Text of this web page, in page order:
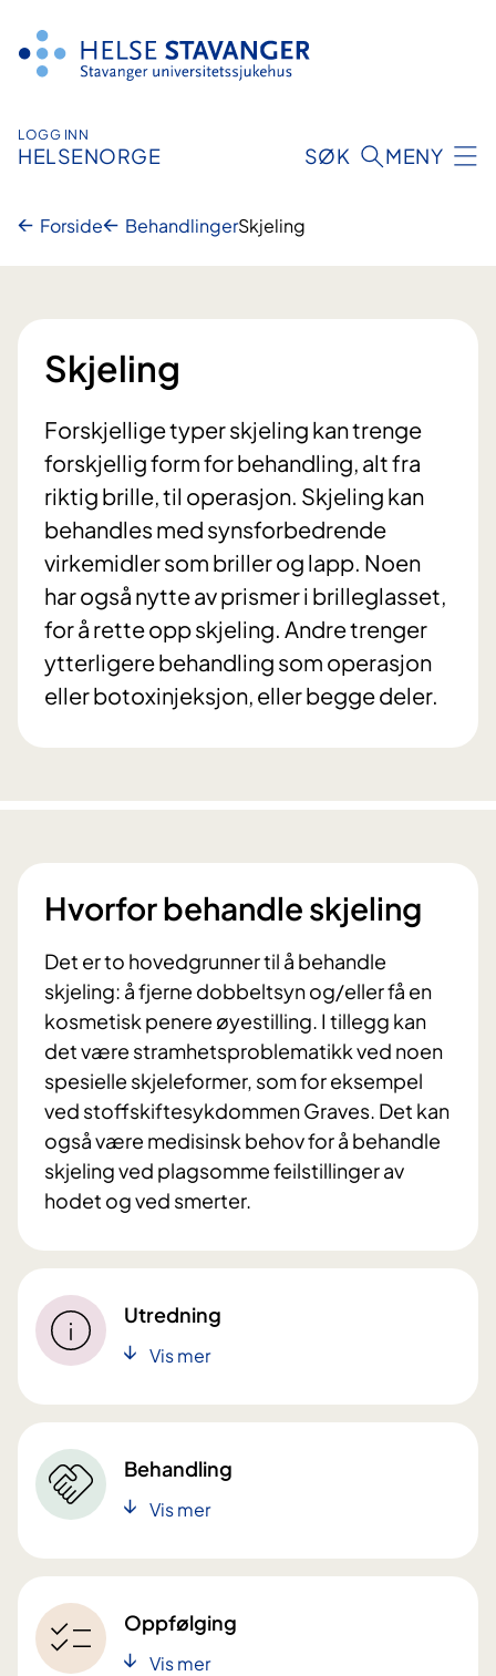
innhold
LOGG INN
HELSENORGE SØK MENY
Forside BehandlingerSkjeling
Skjeling
Forskjellige typer skjeling kan trenge
forskjellig form for behandling, alt fra
riktig brille, til operasjon. Skjeling kan
behandles med synsforbedrende
virkemidler som briller og lapp. Noen
har også nytte av prismer i brilleglasset,
for å rette opp skjeling. Andre trenger
ytterligere behandling som operasjon
eller botoxinjeksjon, eller begge deler.
Hvorfor behandle skjeling
Det er to hovedgrunner til å behandle
skjeling: å fjerne dobbeltsyn og/eller få en
kosmetisk penere øyestilling. I tillegg kan
det være stramhetsproblematikk ved noen
spesielle skjeleformer, som for eksempel
ved stoffskiftesykdommen Graves. Det kan
også være medisinsk behov for å behandle
skjeling ved plagsomme feilstillinger av
hodet og ved smerter.
Utredning
Vis mer
Behandling
Vis mer
Oppfølging
Vis mer